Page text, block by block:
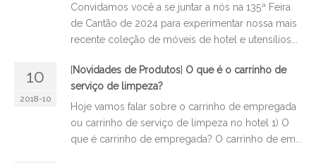
Convidamos você a se juntar a nós na 135ª Feira
de Cantão de 2024 para experimentar nossa mais
recente coleção de móveis de hotel e utensílios...
10
2018-10
[Novidades de Produtos] O que é o carrinho de
serviço de limpeza?
Hoje vamos falar sobre o carrinho de empregada
ou carrinho de serviço de limpeza no hotel 1) O
que é carrinho de empregada? O carrinho de em...
Você tem uma garantia para seus produtos?
Temos garantia de 12 meses para todos os nossos